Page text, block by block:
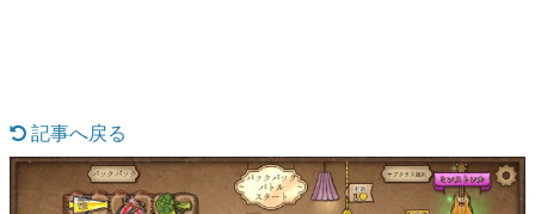
カテゴリ
特集記事
記事へ戻る